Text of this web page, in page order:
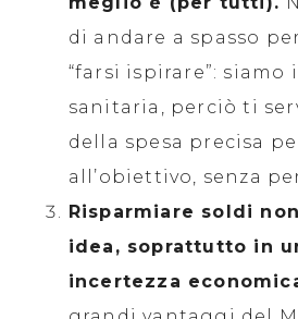
di andare a spasso
“farsi ispirare”: siamo
sanitaria, perciò ti
della spesa precisa
all’obiettivo, senza
Risparmiare soldi
idea, soprattutto in
incertezza